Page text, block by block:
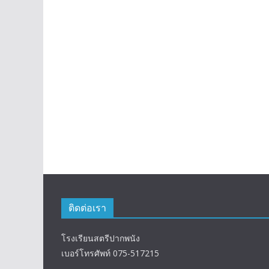
ติดต่อเรา
โรงเรียนสตรีปากพนัง
เบอร์โทรศัพท์ 075-517215